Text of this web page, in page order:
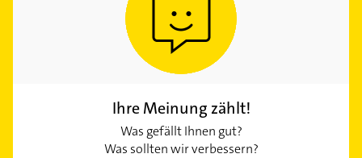
Ihre Meinung zählt!
Was gefällt Ihnen gut?
Was sollten wir verbessern?